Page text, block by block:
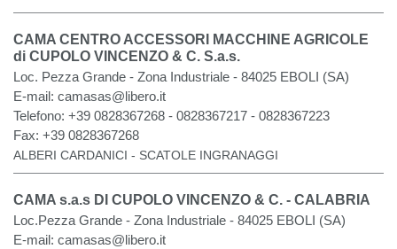
CAMA CENTRO ACCESSORI MACCHINE AGRICOLE
di CUPOLO VINCENZO & C. S.a.s.
Loc. Pezza Grande - Zona Industriale - 84025 EBOLI (SA)
E-mail: camasas@libero.it
Telefono: +39 0828367268 - 0828367217 - 0828367223
Fax: +39 0828367268
ALBERI CARDANICI - SCATOLE INGRANAGGI
CAMA s.a.s DI CUPOLO VINCENZO & C. - CALABRIA
Loc.Pezza Grande - Zona Industriale - 84025 EBOLI (SA)
E-mail: camasas@libero.it